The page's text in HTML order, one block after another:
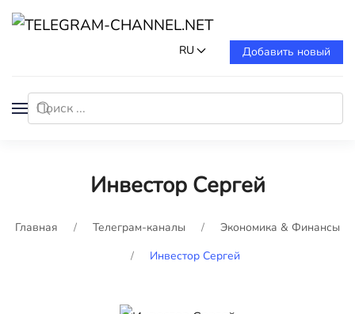
RU Добавить новый
Инвестор Сергей
Главная Телеграм-каналы
Экономика & Финансы
Инвестор Сергей